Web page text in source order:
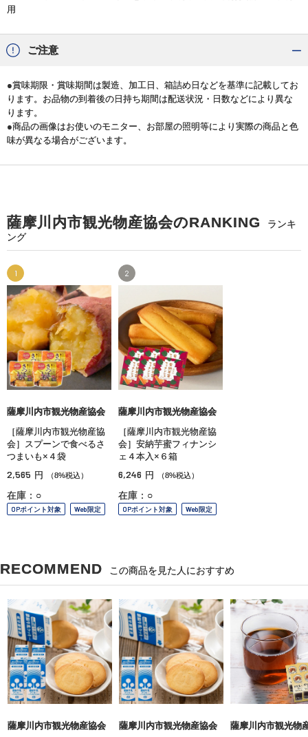
用
ご注意
●賞味期限・賞味期間は製造、加工日、箱詰め日などを基準に記載してお
ります。お品物の到着後の日持ち期間は配送状況・日数などにより異な
ります。
●商品の画像はお使いのモニター、お部屋の照明等により実際の商品と色
味が異なる場合がございます。
薩摩川内市観光物産協会のRANKING
ランキ
ング
1
薩摩川内市観光物産協会
［薩摩川内市観光物産協
会］スプーンで食べるさ
つまいも×４袋
2,565 円 （8%税込）
在庫：○
OPポイント対象 Web限定
2
薩摩川内市観光物産協会
［薩摩川内市観光物産協
会］安納芋蜜フィナンシ
ェ４本入×６箱
6,246 円 （8%税込）
在庫：○
OPポイント対象 Web限定
RECOMMEND この商品を見た人におすすめ
薩摩川内市観光物産協会
薩摩川内市観光物産協会
薩摩川内市観光物